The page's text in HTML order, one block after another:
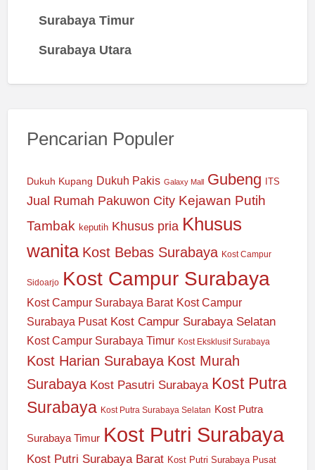
Surabaya Timur
Surabaya Utara
Pencarian Populer
Dukuh Kupang Dukuh Pakis Galaxy Mall Gubeng ITS
Jual Rumah Pakuwon City Kejawan Putih
Tambak keputih Khusus pria Khusus
wanita Kost Bebas Surabaya Kost Campur
Sidoarjo Kost Campur Surabaya
Kost Campur Surabaya Barat Kost Campur
Surabaya Pusat Kost Campur Surabaya Selatan
Kost Campur Surabaya Timur Kost Eksklusif Surabaya
Kost Harian Surabaya Kost Murah
Surabaya Kost Pasutri Surabaya Kost Putra
Surabaya Kost Putra Surabaya Selatan Kost Putra
Surabaya Timur Kost Putri Surabaya
Kost Putri Surabaya Barat Kost Putri Surabaya Pusat